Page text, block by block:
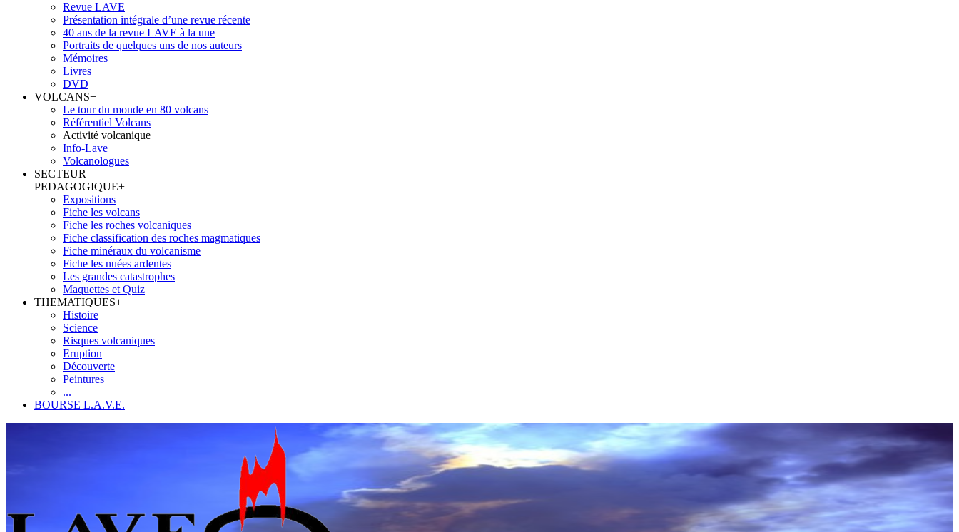
Revue LAVE
Présentation intégrale d’une revue récente
40 ans de la revue LAVE à la une
Portraits de quelques uns de nos auteurs
Mémoires
Livres
DVD
VOLCANS+
Le tour du monde en 80 volcans
Référentiel Volcans
Activité volcanique
Info-Lave
Volcanologues
SECTEUR
PEDAGOGIQUE+
Expositions
Fiche les volcans
Fiche les roches volcaniques
Fiche classification des roches magmatiques
Fiche minéraux du volcanisme
Fiche les nuées ardentes
Les grandes catastrophes
Maquettes et Quiz
THEMATIQUES+
Histoire
Science
Risques volcaniques
Eruption
Découverte
Peintures
...
BOURSE L.A.V.E.